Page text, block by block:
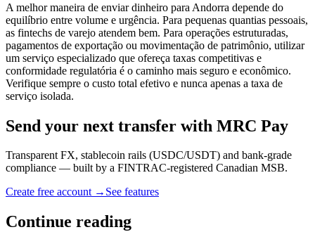
A melhor maneira de enviar dinheiro para Andorra depende do
equilíbrio entre volume e urgência. Para pequenas quantias pessoais,
as fintechs de varejo atendem bem. Para operações estruturadas,
pagamentos de exportação ou movimentação de patrimônio, utilizar
um serviço especializado que ofereça taxas competitivas e
conformidade regulatória é o caminho mais seguro e econômico.
Verifique sempre o custo total efetivo e nunca apenas a taxa de
serviço isolada.
Send your next transfer with MRC Pay
Transparent FX, stablecoin rails (USDC/USDT) and bank-grade
compliance — built by a FINTRAC-registered Canadian MSB.
Create free account → See features
Continue reading